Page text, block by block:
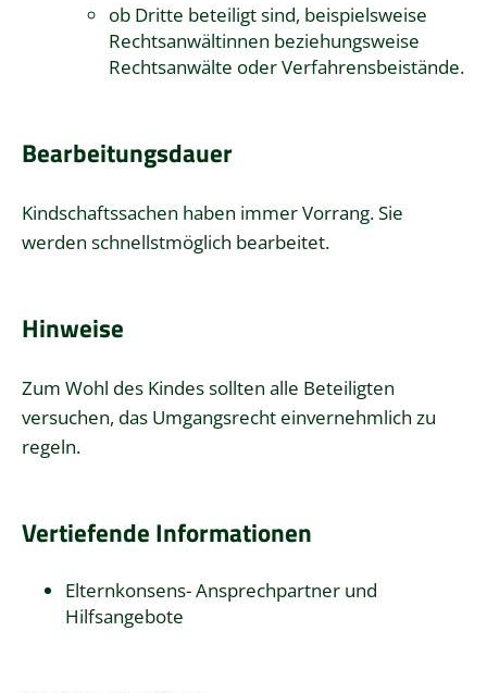
ob Dritte beteiligt sind, beispielsweise
Rechtsanwältinnen beziehungsweise
Rechtsanwälte oder Verfahrensbeistände.
Bearbeitungsdauer
Kindschaftssachen haben immer Vorrang. Sie
werden schnellstmöglich bearbeitet.
Hinweise
Zum Wohl des Kindes sollten alle Beteiligten
versuchen, das Umgangsrecht einvernehmlich zu
regeln.
Vertiefende Informationen
Elternkonsens- Ansprechpartner und
Hilfsangebote